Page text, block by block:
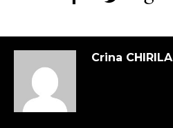
Crina CHIRILA